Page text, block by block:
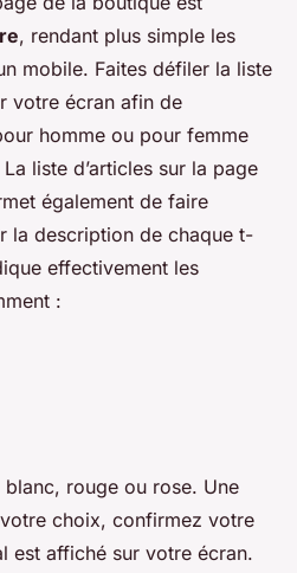
, rendant plus simple les
mobile. Faites défiler la liste
votre écran afin de
homme ou pour femme
liste d’articles sur la page
également de faire
la description de chaque t-
effectivement les
:
rouge ou rose. Une
choix, confirmez votre
est affiché sur votre écran.